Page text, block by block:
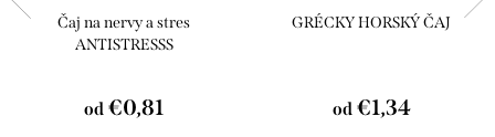
Čaj na nervy a stres
ANTISTRESSS
od €0,81
GRÉCKY HORSKÝ ČAJ
od€1,34